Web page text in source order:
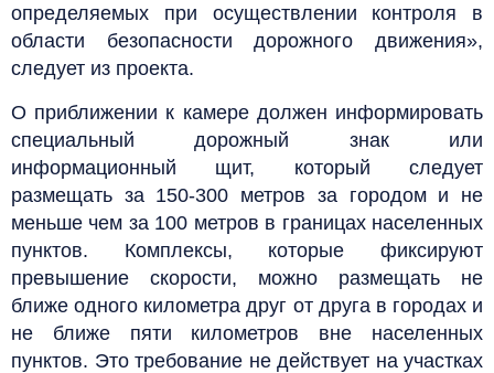
определяемых при осуществлении контроля в
области безопасности дорожного движения»,
следует из проекта.
О приближении к камере должен информировать
специальный дорожный знак или
информационный щит, который следует
размещать за 150-300 метров за городом и не
меньше чем за 100 метров в границах населенных
пунктов. Комплексы, которые фиксируют
превышение скорости, можно размещать не
ближе одного километра друг от друга в городах и
не ближе пяти километров вне населенных
пунктов. Это требование не действует на участках